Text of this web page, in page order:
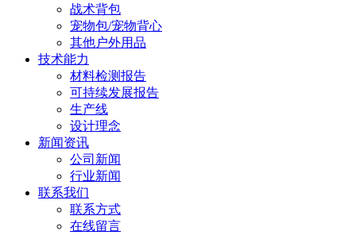
战术背包
宠物包/宠物背心
其他户外用品
技术能力
材料检测报告
可持续发展报告
生产线
设计理念
新闻资讯
公司新闻
行业新闻
联系我们
联系方式
在线留言